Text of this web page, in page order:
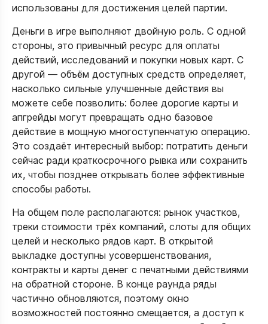
использованы для достижения целей партии.​​
Деньги в игре выполняют двойную роль. С одной
стороны, это привычный ресурс для оплаты
действий, исследований и покупки новых карт. С
другой — объём доступных средств определяет,
насколько сильные улучшенные действия вы
можете себе позволить: более дорогие карты и
апгрейды могут превращать одно базовое
действие в мощную многоступенчатую операцию.
Это создаёт интересный выбор: потратить деньги
сейчас ради краткосрочного рывка или сохранить
их, чтобы позднее открывать более эффективные
способы работы.​
На общем поле располагаются: рынок участков,
треки стоимости трёх компаний, слоты для общих
целей и несколько рядов карт. В открытой
выкладке доступны усовершенствования,
контракты и карты денег с печатными действиями
на обратной стороне. В конце раунда ряды
частично обновляются, поэтому окно
возможностей постоянно смещается, а доступ к